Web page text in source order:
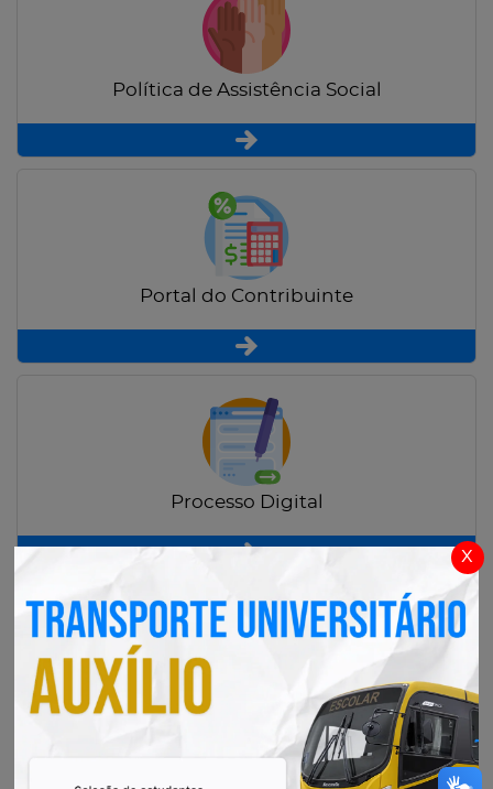
x
Política de Assistência Social
Portal do Contribuinte
Processo Digital
Radar Transparência Pública